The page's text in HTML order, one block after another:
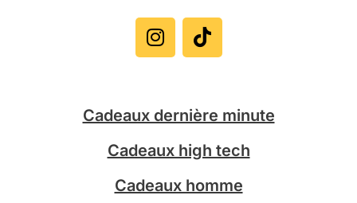
n
s
t
r
a
m
i
k
t
Cadeaux dernière minute
Cadeaux high tech
Cadeaux homme